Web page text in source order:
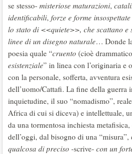
se stesso- misteriose maturazioni,
identificabili, forze e forme
lo stato di <<quiete>>, che scattano e
linee di un disegno naturale… Donde
poesia quale “cruento (cioè
esistenziale” in linea con l’originaria e
con la personale, sofferta, avventura
dell’uomo/Cattafi. La fine della guerra
inquietudine, il suo “nomadismo”,
Africa di cui si diceva) e intellettuale,
da una tormentosa inchiesta
dell’oggi, dal bisogno di una
qualcosa di preciso -scrive- con un